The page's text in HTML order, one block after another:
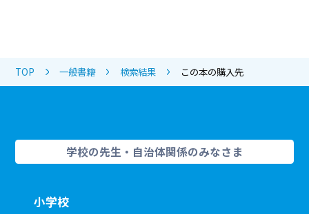
TOP 一般書籍 検索結果 この本の購入先
学校の先生・自治体関係のみなさま
小学校